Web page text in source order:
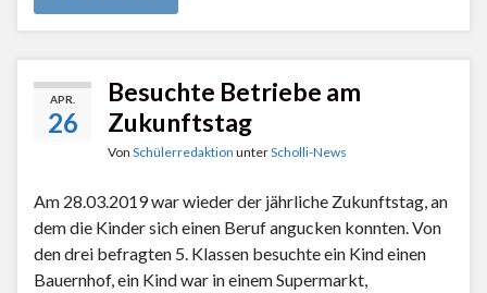
APR.
26
Besuchte Betriebe am
Zukunftstag
Von Schülerredaktion unterScholli-News
Am 28.03.2019 war wieder der jährliche Zukunftstag, an
dem die Kinder sich einen Beruf angucken konnten. Von
den drei befragten 5. Klassen besuchte ein Kind einen
Bauernhof, ein Kind war in einem Supermarkt,